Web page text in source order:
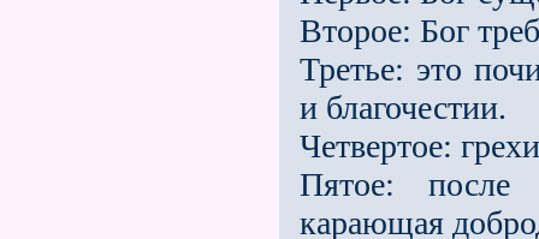
Второе: Бог
Третье: это
и благочестии.
Четвертое:
Пятое: после
карающая